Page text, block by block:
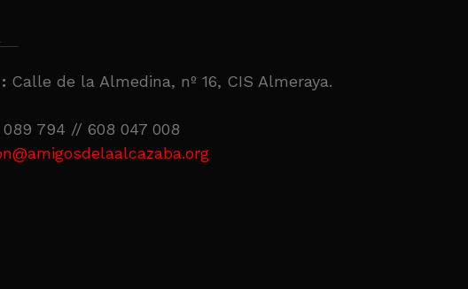
Calle de la Almedina, nº 16, CIS Almeraya.
089 794 // 608 047 008